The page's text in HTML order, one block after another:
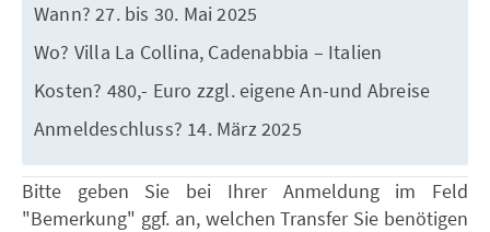
Wann? 27. bis 30. Mai 2025
Wo? Villa La Collina, Cadenabbia – Italien
Kosten? 480,- Euro zzgl. eigene An-und Abreise
Anmeldeschluss? 14. März 2025
Bitte geben Sie bei Ihrer Anmeldung im Feld
"Bemerkung" ggf. an, welchen Transfer Sie benötigen